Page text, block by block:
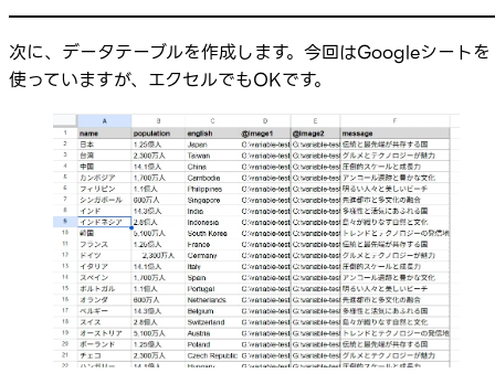
次に、データテーブルを作成します。今回はGoogleシートを
使っていますが、エクセルでもOKです。